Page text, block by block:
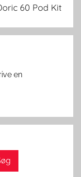
60 Pod Kit
en